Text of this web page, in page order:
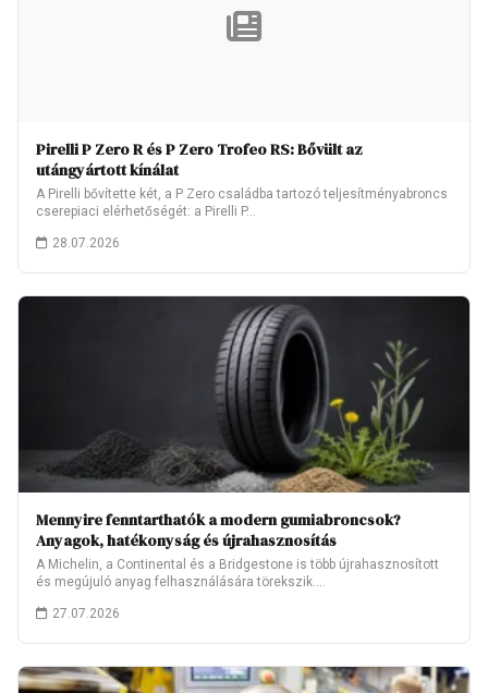
Pirelli P Zero R és P Zero Trofeo RS: Bővült az
utángyártott kínálat
A Pirelli bővítette két, a P Zero családba tartozó teljesítményabroncs
cserepiaci elérhetőségét: a Pirelli P…
28.07.2026
Mennyire fenntarthatók a modern gumiabroncsok?
Anyagok, hatékonyság és újrahasznosítás
A Michelin, a Continental és a Bridgestone is több újrahasznosított
és megújuló anyag felhasználására törekszik.…
27.07.2026